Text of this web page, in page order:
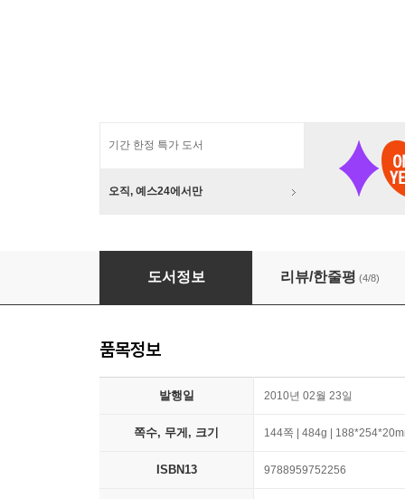
기간 한정 특가 도서
오직, 예스24에서만
쉽게 배우는 만화 배경 · 원근법
도서정보 리뷰/한줄평 (4/8)
품목정보
발행일 2010년 02월 23일
쪽수, 무게, 크기 144쪽 | 484g |
ISBN13 9788959752256